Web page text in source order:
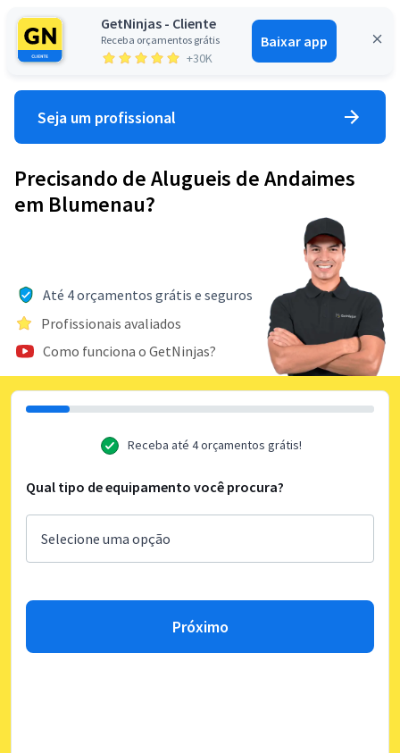
GetNinjas - Cliente
Receba orçamentos grátis
+30K
Baixar app
Entrar
Seja um profissional
Precisando de Alugueis de Andaimes
em Blumenau?
Até 4 orçamentos grátis e seguros
Profissionais avaliados
Como funciona o GetNinjas?
Receba até 4 orçamentos grátis!
Qual tipo de equipamento você procura?
Próximo